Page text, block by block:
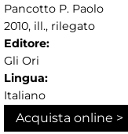
Pancotto P. Paolo
2010, ill., rilegato
Editore:
Gli Ori
Lingua:
Italiano
Acquista online >